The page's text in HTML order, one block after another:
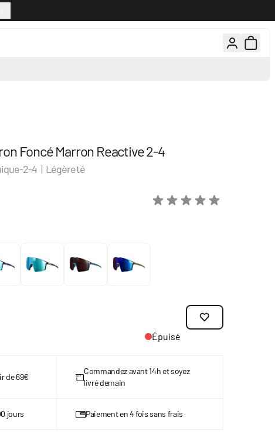
Foncé Marron Reactive 2-4
2-4 | Légèreté
Épuisé
de 69€
Commandez avant 14h et soyez
livré demain
jours Paiement en 4 fois sans frais